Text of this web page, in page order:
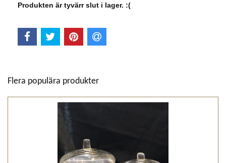
Produkten är tyvärr slut i lager. :(
Flera populära produkter